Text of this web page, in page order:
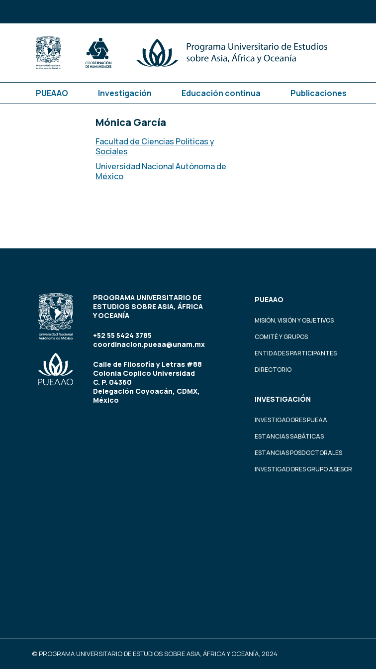
PUEAAO Investigación Educación continua Publicaciones
Mónica García
Facultad de Ciencias Políticas y
Sociales
Universidad Nacional Autónoma de
México
PROGRAMA UNIVERSITARIO DE
ESTUDIOS SOBRE ASIA, ÁFRICA
Y OCEANÍA
+52 55 5424 3785
coordinacion.pueaa@unam.mx
Calle de Filosofía y Letras #88
Colonia Copilco Universidad
C. P. 04360
Delegación Coyoacán, CDMX,
México
PUEAAO
MISIÓN, VISIÓN Y OBJETIVOS
COMITÉ Y GRUPOS
ENTIDADES PARTICIPANTES
DIRECTORIO
INVESTIGACIÓN
INVESTIGADORES PUEAA
ESTANCIAS SABÁTICAS
ESTANCIAS POSDOCTORALES
INVESTIGADORES GRUPO ASESOR
© PROGRAMA UNIVERSITARIO DE ESTUDIOS SOBRE ASIA, ÁFRICA Y OCEANÍA, 2024